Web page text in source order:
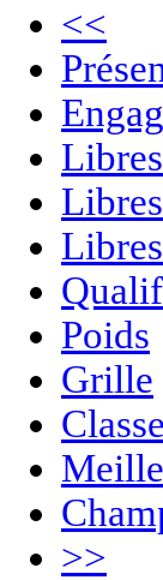
<<
Poids
Grille
>>